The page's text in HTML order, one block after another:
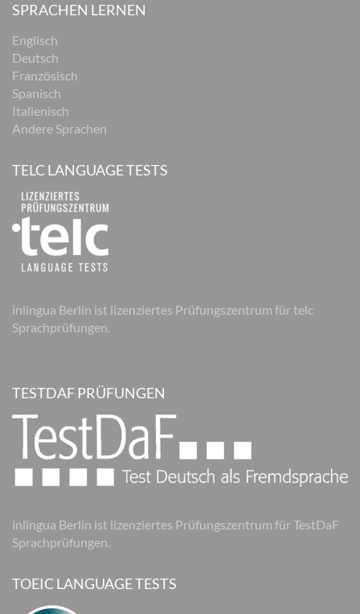
SPRACHEN LERNEN
Englisch
Deutsch
Französisch
Spanisch
Italienisch
Andere Sprachen
TELC LANGUAGE TESTS
inlingua Berlin ist lizenziertes Prüfungszentrum für telc
Sprachprüfungen.
TESTDAF PRÜFUNGEN
inlingua Berlin ist lizenziertes Prüfungszentrum für TestDaF
Sprachprüfungen.
TOEIC LANGUAGE TESTS